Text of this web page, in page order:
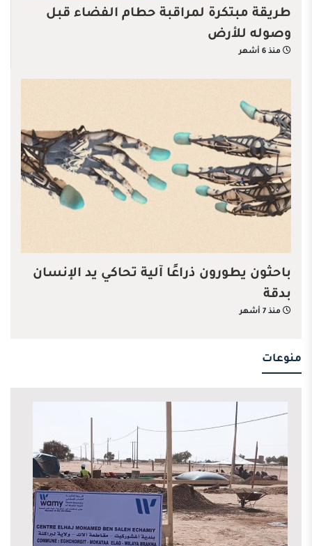
طريقة مبتكرة لمراقبة حطام الفضاء قبل
وصوله للأرض
منذ 6 أشهر
باحثون يطورون ذراعًا آلية تحاكي يد الإنسان
بدقة
منذ 7 أشهر
منوعات